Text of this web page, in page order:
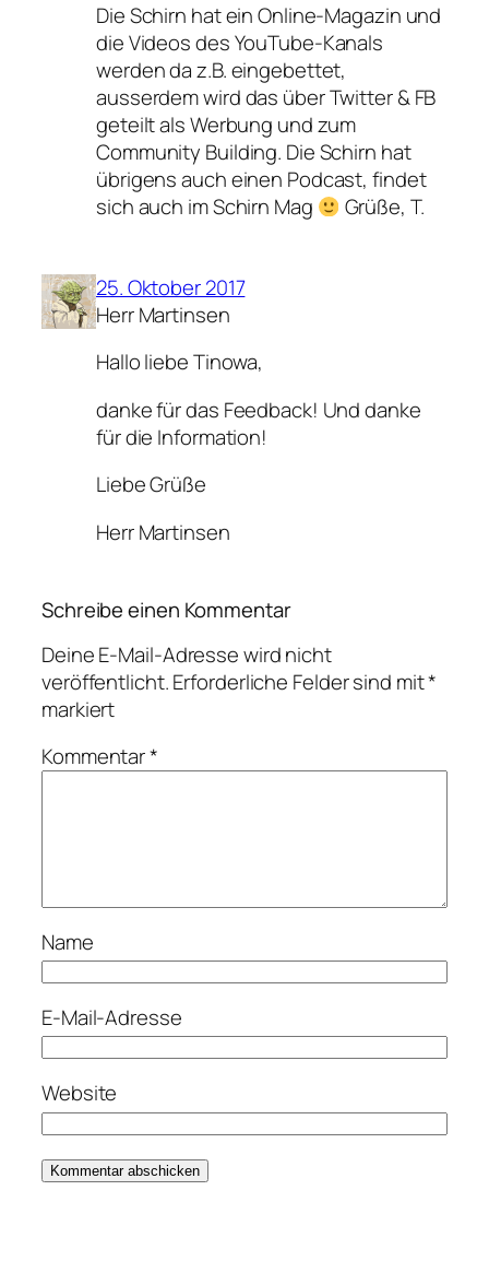
Die Schirn hat ein Online-Magazin und
die Videos des YouTube-Kanals
werden da z.B. eingebettet,
ausserdem wird das über Twitter & FB
geteilt als Werbung und zum
Community Building. Die Schirn hat
übrigens auch einen Podcast, findet
sich auch im Schirn Mag
Grüße, T.
25. Oktober 2017
Herr Martinsen
Hallo liebe Tinowa,
danke für das Feedback! Und danke
für die Information!
Liebe Grüße
Herr Martinsen
Schreibe einen Kommentar
Deine E-Mail-Adresse wird nicht
veröffentlicht.Erforderliche Felder sind mit*
markiert
Kommentar*
Name
E-Mail-Adresse
Website